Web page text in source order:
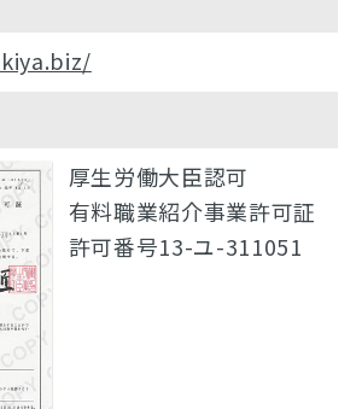
厚生労働大臣認可
有料職業紹介事業許可証
許可番号13-ユ-311051